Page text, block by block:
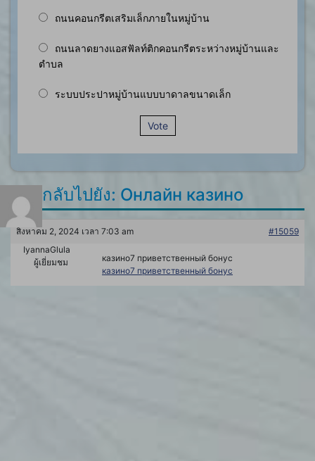
ถนนคอนกรีตเสริมเล็กภายในหมู่บ้าน
ถนนลาดยางแอสฟัลท์ติกคอนกรีตระหว่างหมู่บ้านและ
ตำบล
ระบบประปาหมู่บ้านแบบบาดาลขนาดเล็ก
Vote
ตอบกลับไปยัง: Онлайн казино
สิงหาคม 2, 2024 เวลา 7:03 am
#15059
IyannaGlula
ผู้เยี่ยมชม
казино7 приветственный бонус
казино7 приветственный бонус